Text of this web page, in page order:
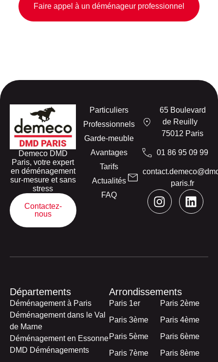
Faire appel à un déménageur professionnel
Demeco DMD
Paris, votre expert
en déménagement
sur-mesure et sans
stress
Contactez-
nous
65 Boulevard
de Reuilly
75012 Paris
01 86 95 09 99
paris.fr
Particuliers
Professionnels
Garde-meuble
Avantages
Tarifs
Actualités
FAQ
Départements
Déménagement à Paris
Déménagement dans le Val
de Marne
Déménagement en Essonne
DMD Déménagements
Arrondissements
Paris 1er
Paris 2ème
Paris 3ème
Paris 4ème
Paris 5ème
Paris 6ème
Paris 7ème
Paris 8ème